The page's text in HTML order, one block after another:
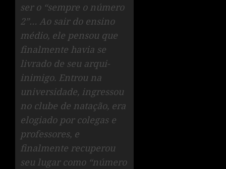
ser o “sempre o número
2”… Ao sair do ensino
médio, ele pensou que
finalmente havia se
livrado de seu arqui-
inimigo. Entrou na
universidade, ingressou
no clube de natação, era
elogiado por colegas e
professores, e
finalmente recuperou
seu lugar como “número